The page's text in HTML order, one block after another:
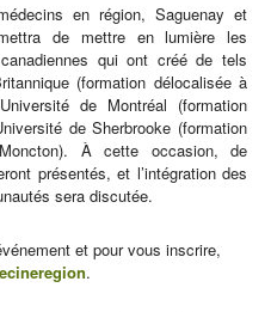
en région, Saguenay et
de mettre en lumière les
qui ont créé de tels
(formation délocalisée à
de Montréal (formation
de Sherbrooke (formation
À cette occasion, de
présentés, et l’intégration des
sera discutée.
et pour vous inscrire,
.